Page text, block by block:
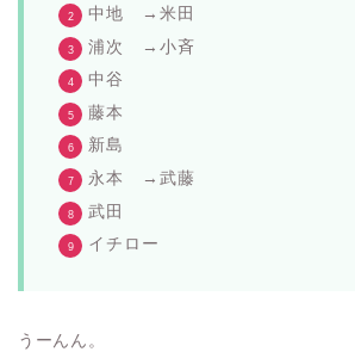
中地 →米田
浦次 →小斉
中谷
藤本
新島
永本 →武藤
武田
イチロー
うーんん。